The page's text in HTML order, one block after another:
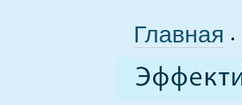
Главная •